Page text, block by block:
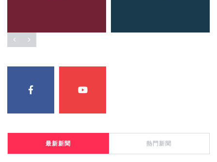
最新新聞 熱門新聞